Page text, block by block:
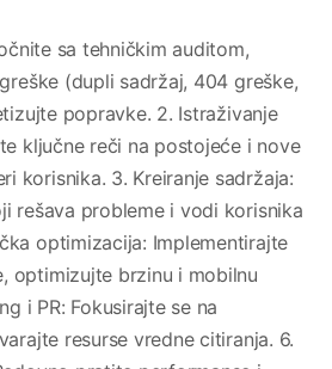
sa tehničkim auditom,
(dupli sadržaj, 404 greške,
popravke. 2. Istraživanje
ključne reči na postojeće i nove
korisnika. 3. Kreiranje sadržaja:
rešava probleme i vodi korisnika
optimizacija: Implementirajte
optimizujte brzinu i mobilnu
i PR: Fokusirajte se na
resurse vredne citiranja. 6.